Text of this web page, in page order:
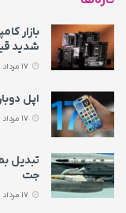
بازار
شدید
اپل
جت